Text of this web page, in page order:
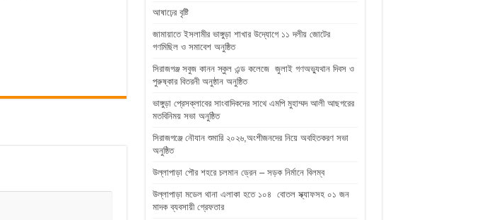
আষাঢ়ের বৃষ্টি
জামায়াতে ইসলামীর ভাঙ্গুড়া শাখার উদ্যোগে ১১ দলীয় জোটের
গণমিছিল ও সমাবেশ অনুষ্ঠিত
সিরাজগঞ্জ সবুজ কানন স্কুল এন্ড কলেজে জুলাই গণঅভ্যুথান দিবস ও
পুরুষ্কার বিতরনী অনুষ্ঠান অনুষ্ঠিত
ভাঙ্গুড়া প্রেসক্লাবের সাংবাদিকদের সাথে এমপি মুহাম্মদ আলী আছগরের
মতবিনিময় সভা অনুষ্ঠিত
সিরাজগঞ্জে নৌযান শুমারি ২০২৬,অংশীজনদের নিয়ে অবহিতকরণ সভা
অনুষ্ঠিত
উল্লাপাড়া পৌর শহরে চলমান ড্রেন – সড়ক নির্মানে বিলম্ব
উল্লাপাড়া মডেল থানা এলাকা হতে ১০৪ বোতল স্ক্যাফসহ ০১ জন
মাদক ব্যবসায়ী গ্রেফতার